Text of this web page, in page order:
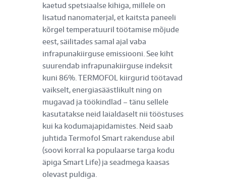
kaetud spetsiaalse kihiga, millele on
lisatud nanomaterjal, et kaitsta paneeli
kõrgel temperatuuril töötamise mõjude
eest, säilitades samal ajal vaba
infrapunakiirguse emissiooni. See kiht
suurendab infrapunakiirguse indeksit
kuni 86%. TERMOFOL kiirgurid töötavad
vaikselt, energiasäästlikult ning on
mugavad ja töökindlad – tänu sellele
kasutatakse neid laialdaselt nii tööstuses
kui ka kodumajapidamistes. Neid saab
juhtida Termofol Smart rakenduse abil
(soovi korral ka populaarse targa kodu
äpiga Smart Life) ja seadmega kaasas
olevast puldiga.